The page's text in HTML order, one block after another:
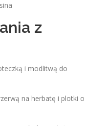
z
i modlitwą do
na herbatę i plotki o